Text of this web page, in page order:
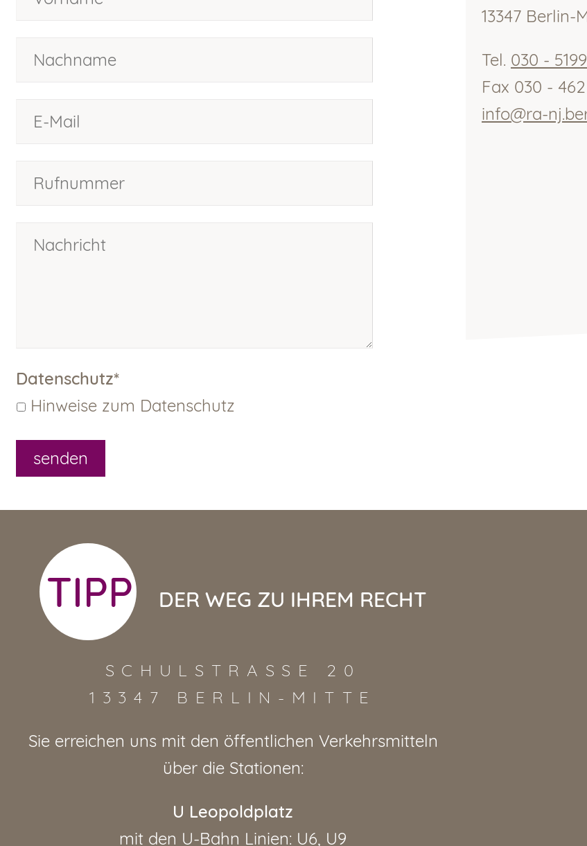
Datenschutz*
Hinweise zum Datenschutz
senden
13347 Berlin-
Tel. 030 -
Fax 030 -
info@ra-
TIPP DER WEG ZU IHREM RECHT
SCHULSTRASSE 20
13347 BERLIN-MITTE
Sie erreichen uns mit den öffentlichen Verkehrsmitteln
über die Stationen:
U Leopoldplatz
mit den U-Bahn Linien: U6, U9